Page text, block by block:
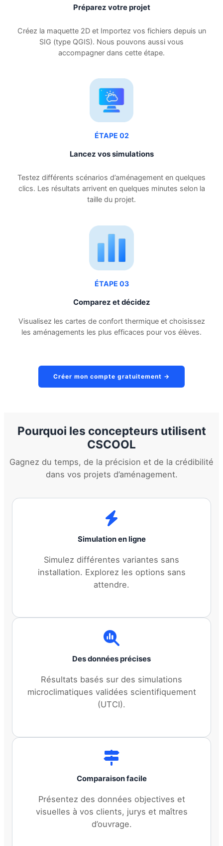
Préparez votre projet
Créez la maquette 2D et Importez vos fichiers depuis un
SIG (type QGIS). Nous pouvons aussi vous
accompagner dans cette étape.
ÉTAPE 02
Lancez vos simulations
Testez différents scénarios d’aménagement en quelques
clics. Les résultats arrivent en quelques minutes selon la
taille du projet.
ÉTAPE 03
Comparez et décidez
Visualisez les cartes de confort thermique et choisissez
les aménagements les plus efficaces pour vos élèves.
Créer mon compte gratuitement →
Pourquoi les concepteurs utilisent
CSCOOL
Gagnez du temps, de la précision et de la crédibilité
dans vos projets d’aménagement.
Simulation en ligne
Simulez différentes variantes sans
installation. Explorez les options sans
attendre.
Des données précises
Résultats basés sur des simulations
microclimatiques validées scientifiquement
(UTCI).
Comparaison facile
Présentez des données objectives et
visuelles à vos clients, jurys et maîtres
d’ouvrage.